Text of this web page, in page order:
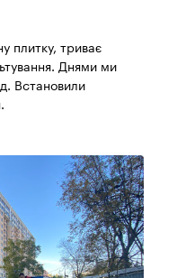
плитку, триває
Днями ми
Встановили